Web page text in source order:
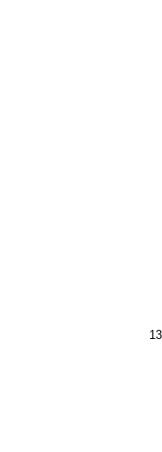
13.